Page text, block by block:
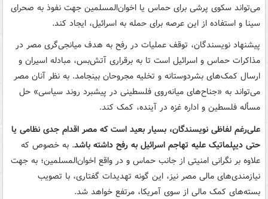
می‌تواند سکوی پرشی برای حماس یا اخوان‌المسلمین جهت نفوذ به صحرای
سینا و استفاده از این عرصه برای حمله به اسرائیل، ایجاد کند.
پیشنهاد نویسندگان، توقف عملیات در رفح به هدف میانجی‌گری مصر در
مذاکرات حماس و اسرائیل است تا به برقراری آتش‌بس، مبادله اسیران و
ارسال کمک‌های بشردوستانه و تخلیه مجروحان بینجامد. به نظر آنان مصر
می‌تواند به «جناح‌های میانه‌روی فلسطینی در پیشبرد روند سیاسی» حل
مسأله فلسطین و اداره غزه در آینده، کمک کند.
علی‌رغم لفاظی نویسندگان، بسیار بعید است که مصر اقدام جدی نظامی یا
حتی دیپلماتیک علیه تهاجم اسرائیل به رفح داشته باشد. به خصوص که
علاوه بر نگرانی امنیتی از جانب حماس و در واقع اخوان‌المسلمین؛ به جهت
نیازمندی‌های مالی مصر نیز، این گونه تهدیدات گفتاری، با تصویب
بسته‌های کمک مالی از سوی آمریکا، مرتفع خواهد شد.